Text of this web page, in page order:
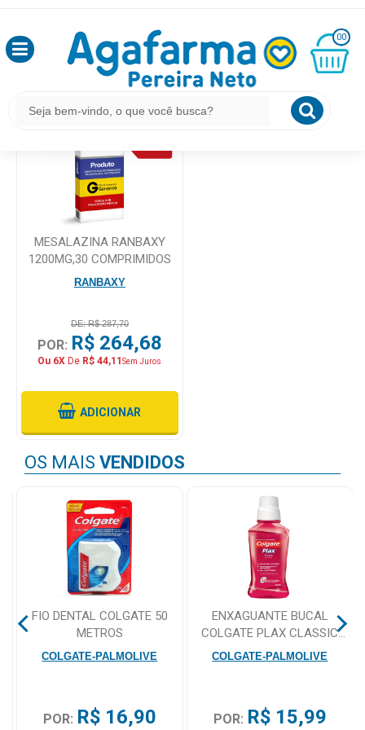
,
SEJA
MEUS
TODOS
DEPARTAMENTOS
Medicamentos
Proteção
Dermocosméticos
Suplemento
00
R$
0,00
O QUE VOCÊ PROCURA ESTÁ AQUI?
MESALAZINA RANBAXY
1200MG,30 COMPRIMIDOS
RANBAXY
DE: R$ 287,70
POR: R$ 264,68
Ou 6X De R$ 44,11Sem Juros
ADICIONAR
OS MAIS VENDIDOS
FIO DENTAL COLGATE 50
METROS
COLGATE-PALMOLIVE
POR: R$ 16,90
ENXAGUANTE BUCAL
COLGATE PLAX CLASSIC
250ML
COLGATE-PALMOLIVE
POR: R$ 15,99